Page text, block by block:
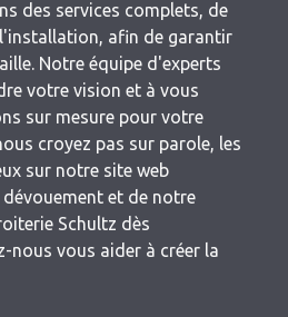
des services complets, de
afin de garantir
Notre équipe d'experts
votre vision et à vous
sur mesure pour votre
croyez pas sur parole, les
sur notre site web
et de notre
Schultz dès
nous vous aider à créer la